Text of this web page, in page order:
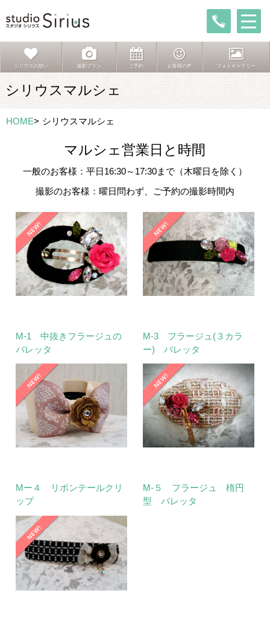
シリウスの想い 撮影プラン ご予約 お客様の声 フォトギャラリー
シリウスマルシェ
HOME> シリウスマルシェ
マルシェ営業日と時間
一般のお客様：平日16:30～17:30まで（木曜日を除く）
撮影のお客様：曜日問わず、ご予約の撮影時間内
M-1 中抜きフラージュの
バレッタ
M-3 フラージュ(３カラ
ー) バレッタ
Mー４ リボンテールクリ
ップ
M-５ フラージュ 楕円
型 バレッタ